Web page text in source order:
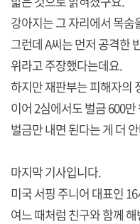
강아지는 그 자리에서 목숨
그런데 A씨는 먼저 공격한
위라고 주장했다는데요.
하지만 재판부는 피해자의
이어 2심에서도 벌금 600
벌금만 내면 된다는 게 더
마지막 기사입니다.
미국 서핑 주니어 대표인
여느 때처럼 친구와 함께